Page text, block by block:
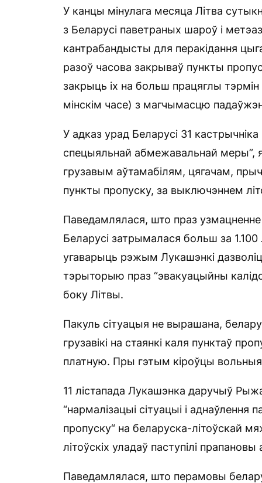
У канцы мінулага месяца Літва
з Беларусі паветраных шароў і
кантрабандысты для перакідання
разоў часова закрываў пункты
закрыць іх на больш працяглы
мінскім часе) з магчымасцю
У адказ урад Беларусі 31
спецыяльнай абмежавальнай меры”,
грузавым аўтамабілям, цягачам,
пункты пропуску, за выключэннем
Паведамлялася, што праз
Беларусі затрымалася больш за
угаварыць рэжым Лукашэнкі
тэрыторыю праз “эвакуацыйны
боку Літвы.
Пакуль сітуацыя не вырашана,
грузавікі на стаянкі каля пунктаў
платную. Пры гэтым кіроўцы вольныя
11 лістапада Лукашэнка даручыў
“нармалізацыі сітуацыі і аднаўлення
пропуску“ на беларуска-літоўскай
літоўскіх уладаў паступілі прапановы
Паведамлялася, што перамовы